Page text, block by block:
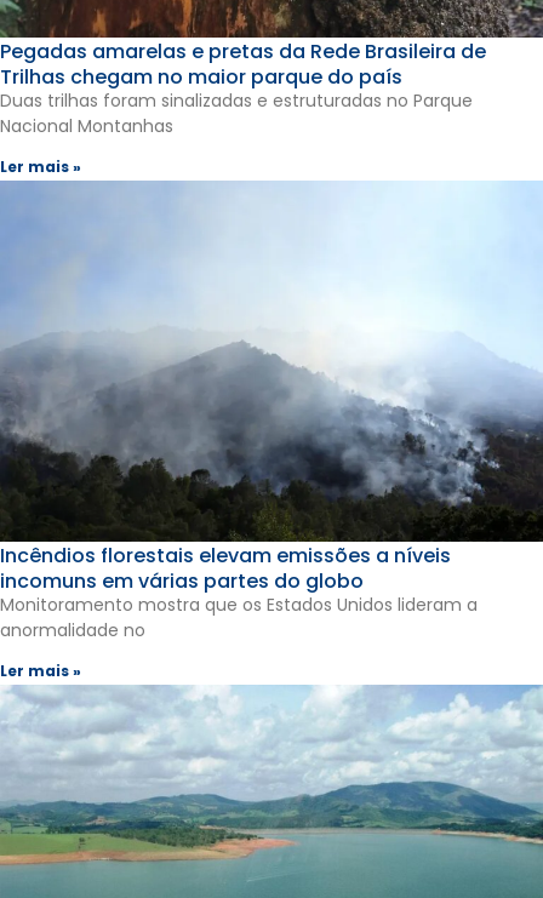
Pegadas amarelas e pretas da Rede Brasileira de
Trilhas chegam no maior parque do país
Duas trilhas foram sinalizadas e estruturadas no Parque
Nacional Montanhas
Ler mais »
Incêndios florestais elevam emissões a níveis
incomuns em várias partes do globo
Monitoramento mostra que os Estados Unidos lideram a
anormalidade no
Ler mais »